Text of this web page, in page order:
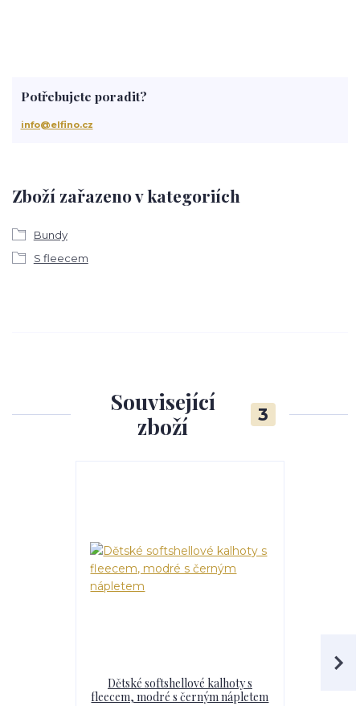
Zboží zařazeno v kategoriích
Bundy
S fleecem
Potřebujete poradit?
info@elfino.cz
Související
zboží
3
Dětské softshellové kalhoty s
fleecem, modré s černým nápletem